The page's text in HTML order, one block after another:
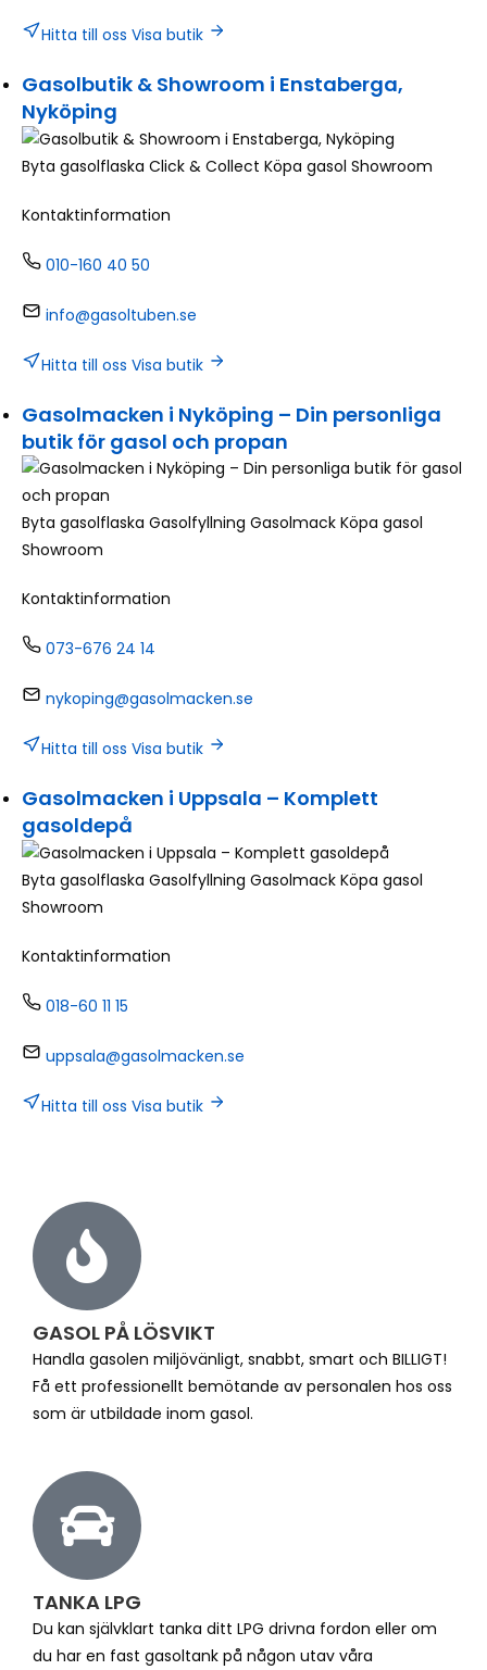
Hitta till oss Visa butik
Gasolbutik & Showroom i Enstaberga,
Nyköping
Byta gasolflaska Click & Collect Köpa gasol Showroom
Kontaktinformation
010-160 40 50
info@gasoltuben.se
Hitta till oss Visa butik
Gasolmacken i Nyköping – Din personliga
butik för gasol och propan
Byta gasolflaska Gasolfyllning Gasolmack Köpa gasol
Showroom
Kontaktinformation
073-676 24 14
nykoping@gasolmacken.se
Hitta till oss Visa butik
Gasolmacken i Uppsala – Komplett
gasoldepå
Byta gasolflaska Gasolfyllning Gasolmack Köpa gasol
Showroom
Kontaktinformation
018-60 11 15
uppsala@gasolmacken.se
Hitta till oss Visa butik
GASOL PÅ LÖSVIKT
Handla gasolen miljövänligt, snabbt, smart och BILLIGT!
Få ett professionellt bemötande av personalen hos oss
som är utbildade inom gasol.
TANKA LPG
Du kan självklart tanka ditt LPG drivna fordon eller om
du har en fast gasoltank på någon utav våra